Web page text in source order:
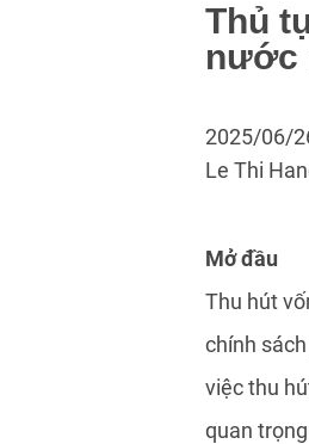
Thủ
nước
2025/06/
Le Thi
Mởđầu
Thu hút
chính
việc thu
quan